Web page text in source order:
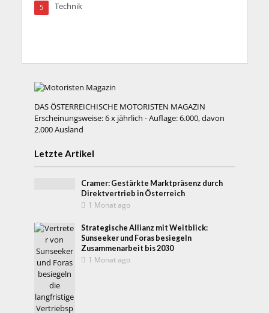
Technik
5
DAS ÖSTERREICHISCHE MOTORISTEN MAGAZIN
Erscheinungsweise: 6 x jährlich - Auflage: 6.000, davon
2.000 Ausland
Letzte Artikel
Cramer: Gestärkte Marktpräsenz durch
Direktvertrieb in Österreich
1 Monat ago
Strategische Allianz mit Weitblick:
Sunseeker und Foras besiegeln
Zusammenarbeit bis 2030
1 Monat ago